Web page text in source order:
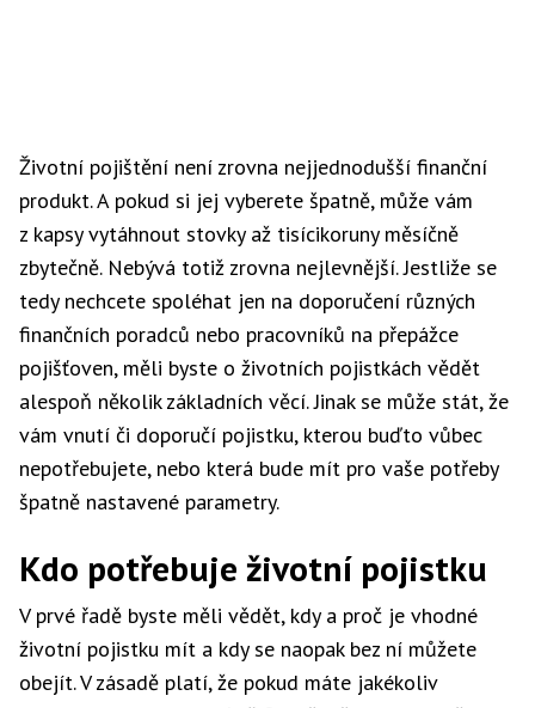
Životní pojištění není zrovna nejjednodušší finanční
produkt. A pokud si jej vyberete špatně, může vám
z kapsy vytáhnout stovky až tisícikoruny měsíčně
zbytečně. Nebývá totiž zrovna nejlevnější. Jestliže se
tedy nechcete spoléhat jen na doporučení různých
finančních poradců nebo pracovníků na přepážce
pojišťoven, měli byste o životních pojistkách vědět
alespoň několik základních věcí. Jinak se může stát, že
vám vnutí či doporučí pojistku, kterou buďto vůbec
nepotřebujete, nebo která bude mít pro vaše potřeby
špatně nastavené parametry.
Kdo potřebuje životní pojistku
V prvé řadě byste měli vědět, kdy a proč je vhodné
životní pojistku mít a kdy se naopak bez ní můžete
obejít. V zásadě platí, že pokud máte jakékoliv